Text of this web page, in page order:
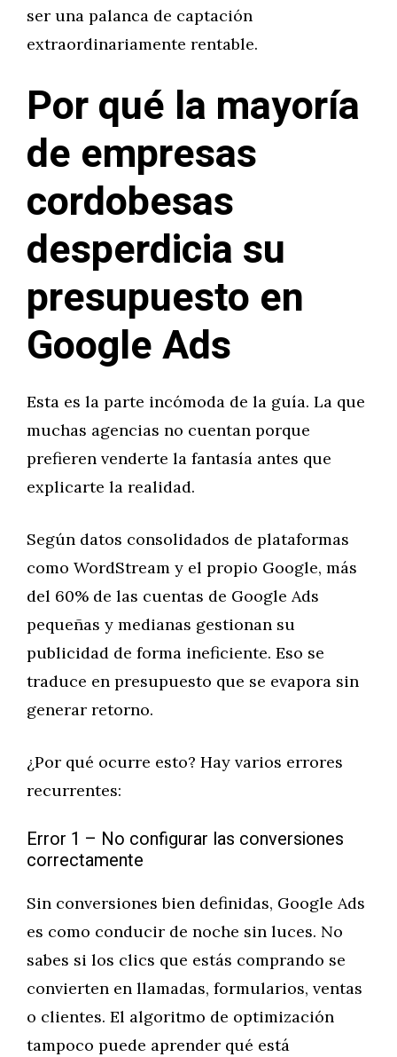
ser una palanca de captación
extraordinariamente rentable.
Por qué la mayoría
de empresas
cordobesas
desperdicia su
presupuesto en
Google Ads
Esta es la parte incómoda de la guía. La que
muchas agencias no cuentan porque
prefieren venderte la fantasía antes que
explicarte la realidad.
Según datos consolidados de plataformas
como WordStream y el propio Google, más
del 60% de las cuentas de Google Ads
pequeñas y medianas gestionan su
publicidad de forma ineficiente. Eso se
traduce en presupuesto que se evapora sin
generar retorno.
¿Por qué ocurre esto? Hay varios errores
recurrentes:
Error 1 – No configurar las conversiones
correctamente
Sin conversiones bien definidas, Google Ads
es como conducir de noche sin luces. No
sabes si los clics que estás comprando se
convierten en llamadas, formularios, ventas
o clientes. El algoritmo de optimización
tampoco puede aprender qué está